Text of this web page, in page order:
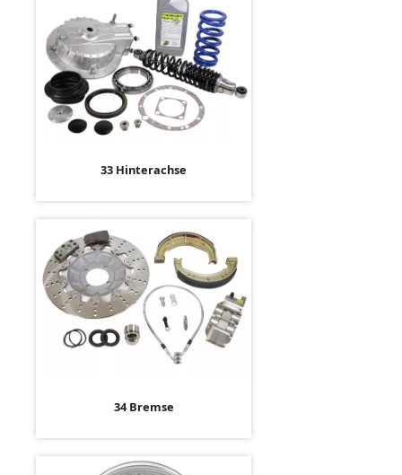
33 Hinterachse
34 Bremse